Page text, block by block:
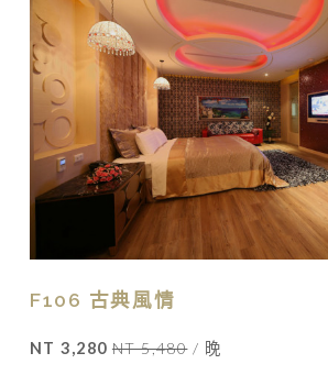
F106 古典風情
NT 3,280 NT 5,480 / 晚